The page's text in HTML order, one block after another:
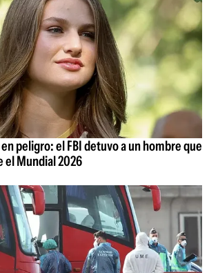
peligro: el FBI detuvo a un hombre que
el Mundial 2026